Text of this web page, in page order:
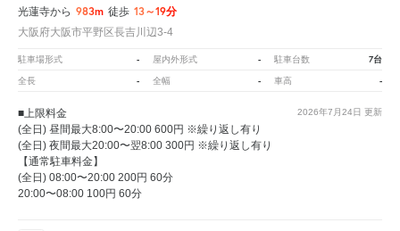
光蓮寺から 983m 徒歩 13～19分
大阪府大阪市平野区長吉川辺3-4
駐車場形式 - 屋内外形式 - 駐車台数 7台
全長 - 全幅 - 車高 -
2026年7月24日 更新
■上限料金
(全日) 昼間最大8:00〜20:00 600円 ※繰り返し有り
(全日) 夜間最大20:00〜翌8:00 300円 ※繰り返し有り
【通常駐車料金】
(全日) 08:00〜20:00 200円 60分
20:00〜08:00 100円 60分